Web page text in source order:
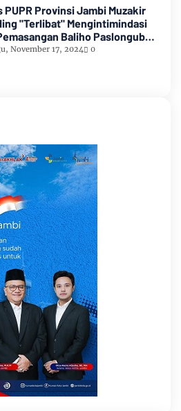
PUPR Provinsi Jambi Muzakir
"Terlibat" Mengintimindasi
Baliho Paslongub
Sudirman
November 17, 2024 0